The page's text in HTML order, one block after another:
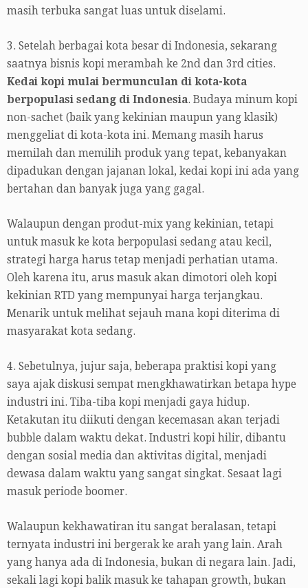
masih terbuka sangat luas untuk diselami.
3. Setelah berbagai kota besar di Indonesia, sekarang
saatnya bisnis kopi merambah ke 2nd dan 3rd cities.
Kedai kopi mulai bermunculan di kota-kota
berpopulasi sedang di Indonesia. Budaya minum kopi
non-sachet (baik yang kekinian maupun yang klasik)
menggeliat di kota-kota ini. Memang masih harus
memilah dan memilih produk yang tepat, kebanyakan
dipadukan dengan jajanan lokal, kedai kopi ini ada yang
bertahan dan banyak juga yang gagal.
Walaupun dengan produt-mix yang kekinian, tetapi
untuk masuk ke kota berpopulasi sedang atau kecil,
strategi harga harus tetap menjadi perhatian utama.
Oleh karena itu, arus masuk akan dimotori oleh kopi
kekinian RTD yang mempunyai harga terjangkau.
Menarik untuk melihat sejauh mana kopi diterima di
masyarakat kota sedang.
4. Sebetulnya, jujur saja, beberapa praktisi kopi yang
saya ajak diskusi sempat mengkhawatirkan betapa hype
industri ini. Tiba-tiba kopi menjadi gaya hidup.
Ketakutan itu diikuti dengan kecemasan akan terjadi
bubble dalam waktu dekat. Industri kopi hilir, dibantu
dengan sosial media dan aktivitas digital, menjadi
dewasa dalam waktu yang sangat singkat. Sesaat lagi
masuk periode boomer.
Walaupun kekhawatiran itu sangat beralasan, tetapi
ternyata industri ini bergerak ke arah yang lain. Arah
yang hanya ada di Indonesia, bukan di negara lain. Jadi,
sekali lagi kopi balik masuk ke tahapan growth, bukan